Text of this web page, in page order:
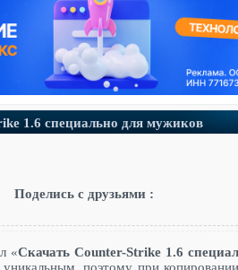
1.6 специально для мужиков
Поделись с друзьями :
«Скачать Counter-Strike​ 1.6